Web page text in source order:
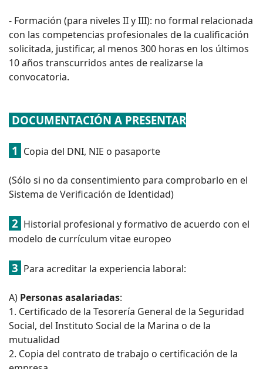
- Formación (para niveles II y III): no formal relacionada
con las competencias profesionales de la cualificación
solicitada, justificar, al menos 300 horas en los últimos
10 años transcurridos antes de realizarse la
convocatoria.
DOCUMENTACIÓN A PRESENTAR
1 Copia del DNI, NIE o pasaporte
(Sólo si no da consentimiento para comprobarlo en el
Sistema de Verificación de Identidad)
2 Historial profesional y formativo de acuerdo con el
modelo de currículum vitae europeo
3 Para acreditar la experiencia laboral:
A) Personas asalariadas:
1. Certificado de la Tesorería General de la Seguridad
Social, del Instituto Social de la Marina o de la
mutualidad
2. Copia del contrato de trabajo o certificación de la